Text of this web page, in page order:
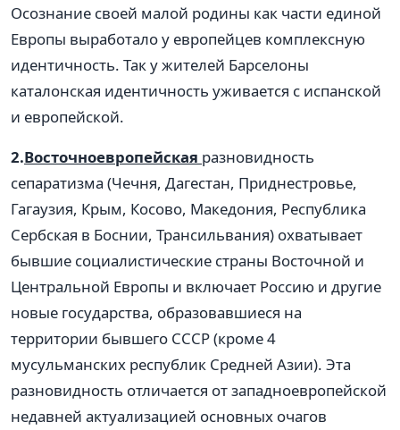
Осознание своей малой родины как части единой
Европы выработало у европейцев комплексную
идентичность. Так у жителей Барселоны
каталонская идентичность уживается с испанской
и европейской.
2.Восточноевропейская разновидность
сепаратизма (Чечня, Дагестан, Приднестровье,
Гагаузия, Крым, Косово, Македония, Республика
Сербская в Боснии, Трансильвания) охватывает
бывшие социалистические страны Восточной и
Центральной Европы и включает Россию и другие
новые государства, образовавшиеся на
территории бывшего СССР (кроме 4
мусульманских республик Средней Азии). Эта
разновидность отличается от западноевропейской
недавней актуализацией основных очагов